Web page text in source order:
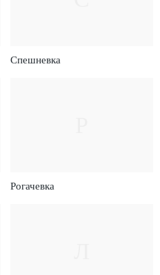
Спешневка
Рогачевка